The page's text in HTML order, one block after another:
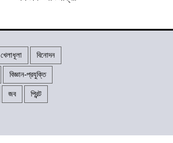
খেলাধূলা বিনোদন
বিজ্ঞান-প্রযুক্তি
জব প্রিন্ট